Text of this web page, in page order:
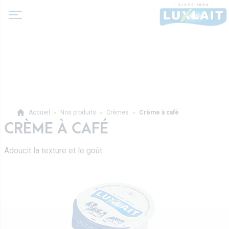
Direction
Recettes
Beurres
Crèmes
Fromages frais
Professionnels
Produits pro
Sur-mesure
Accueil Nos produits Crèmes Crème à café
CRÈME À CAFÉ
Adoucit la texture et le goût